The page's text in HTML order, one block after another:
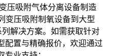
压吸附气体分离设备制造
变压吸附制氧设备到大型
列解决方案。如需获取针对
配置与精确报价，欢迎通过